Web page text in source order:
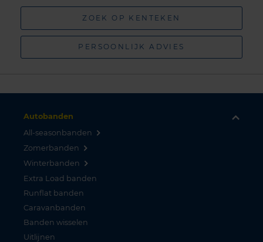
ZOEK OP KENTEKEN
PERSOONLIJK ADVIES
Autobanden
All-seasonbanden
Zomerbanden
Winterbanden
Extra Load banden
Runflat banden
Caravanbanden
Banden wisselen
Uitlijnen